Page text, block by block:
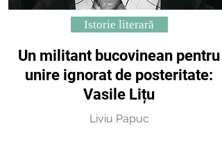
Istorie literară
Un militant bucovinean pentru
unire ignorat de posteritate:
Vasile Lițu
Liviu Papuc